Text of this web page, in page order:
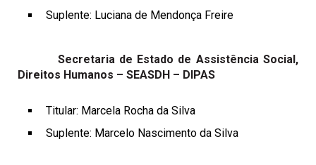
Suplente: Luciana de Mendonça Freire
Secretaria de Estado de Assistência Social,
Direitos Humanos – SEASDH – DIPAS
Titular: Marcela Rocha da Silva
Suplente: Marcelo Nascimento da Silva